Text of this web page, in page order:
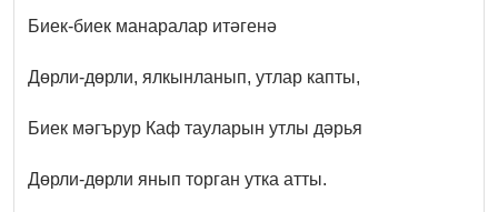
Биек-биек манаралар итәгенә
Дөрли-дөрли, ялкынланып, утлар капты,
Биек мәгърур Каф тауларын утлы дәрья
Дөрли-дөрли янып торган утка атты.